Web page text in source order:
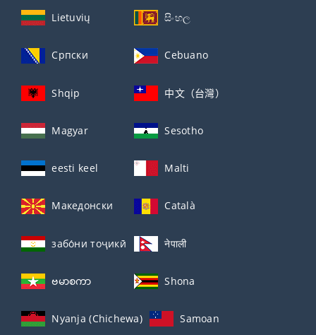
Lietuvių සිංහල
Српски Cebuano
Shqip 中文（台灣）
Magyar Sesotho
eesti keel Malti
Македонски Català
забо́ни тоҷикӣ́ नेपाली
ဗမာစကာ Shona
Nyanja (Chichewa) Samoan